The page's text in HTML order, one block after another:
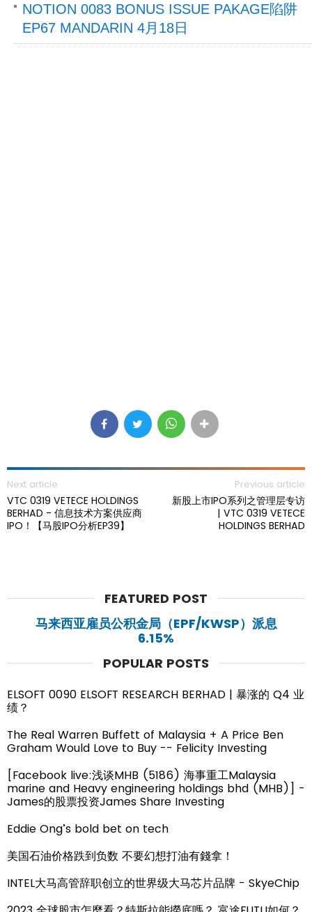
NOTION 0083 BONUS ISSUE PAKAGE陷阱
EP67 MANDARIN 4月18日
Next article
VTC 0319 VETECE HOLDINGS
BERHAD - 信息技术方案供应商
IPO！【马股IPO分析EP39】
Previous article
新股上市IPO系列之管理层专访
| VTC 0319 VETECE
HOLDINGS BERHAD
FEATURED POST
马来西亚雇员公积金局（EPF/KWSP）派息
6.15%
POPULAR POSTS
ELSOFT 0090 ELSOFT RESEARCH BERHAD | 暴涨的 Q4 业
绩？
The Real Warren Buffett of Malaysia + A Price Ben
Graham Would Love to Buy -- Felicity Investing
[Facebook live:浅谈MHB (5186) 海事重工Malaysia
marine and Heavy engineering holdings bhd (MHB)] -
James的股票投资James Share Investing
Eddie Ong’s bold bet on tech
美国石油价格跌到负数 不要幻想打油有錢拿！
INTEL大马高管辞职创立的世界级大马芯片品牌 - SkyeChip